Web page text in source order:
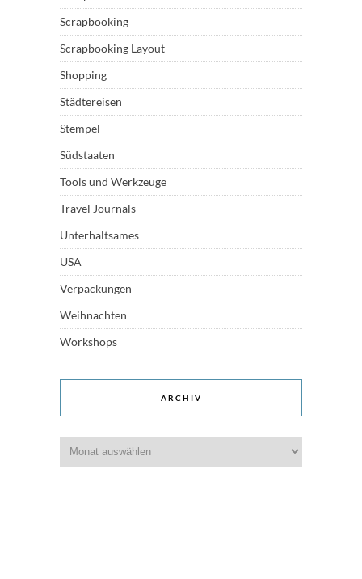
Scrapbooking
Scrapbooking Layout
Shopping
Städtereisen
Stempel
Südstaaten
Tools und Werkzeuge
Travel Journals
Unterhaltsames
USA
Verpackungen
Weihnachten
Workshops
ARCHIV